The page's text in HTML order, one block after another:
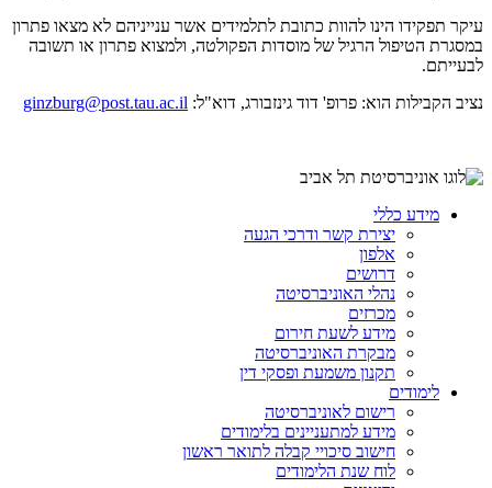
עיקר תפקידו הינו להוות כתובת לתלמידים אשר ענייניהם לא מצאו פתרון
במסגרת הטיפול הרגיל של מוסדות הפקולטה, ולמצוא פתרון או תשובה
לבעייתם.
נציב הקבילות הוא: פרופ' דוד גינזבורג, דוא"ל: ginzburg@post.tau.ac.il
מידע כללי
יצירת קשר ודרכי הגעה
אלפון
דרושים
נהלי האוניברסיטה
מכרזים
מידע לשעת חירום
מבקרת האוניברסיטה
תקנון משמעת ופסקי דין
לימודים
רישום לאוניברסיטה
מידע למתעניינים בלימודים
חישוב סיכויי קבלה לתואר ראשון
לוח שנת הלימודים